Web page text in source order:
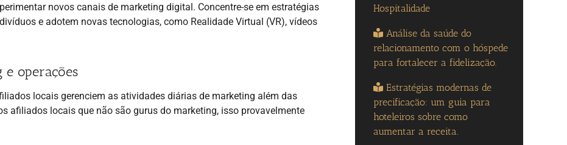
novos canais de marketing digital. Concentre-se em estratégias
e adotem novas tecnologias, como Realidade Virtual (VR), vídeos
e operações
locais gerenciem as atividades diárias de marketing além das
afiliados locais que não são gurus do marketing, isso provavelmente
Hospitalidade
Análise da saúde do
relacionamento com o hóspede
para fortalecer a fidelização.
Estratégias modernas de
precificação: um guia para
hoteleiros sobre como
aumentar a receita.